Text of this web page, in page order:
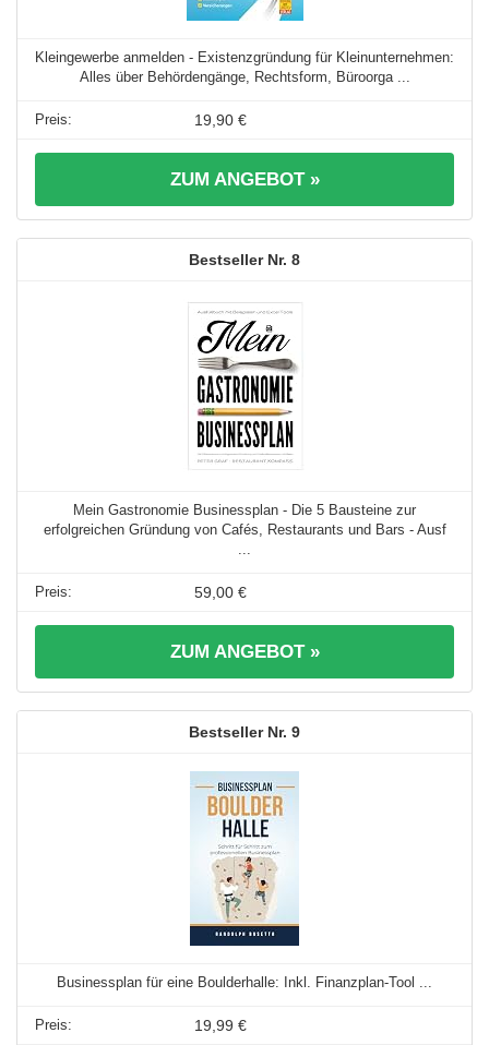
Kleingewerbe anmelden - Existenzgründung für Kleinunternehmen:
Alles über Behördengänge, Rechtsform, Büroorga ...
19,90 €
ZUM ANGEBOT »
8
Mein Gastronomie Businessplan - Die 5 Bausteine zur
erfolgreichen Gründung von Cafés, Restaurants und Bars - Ausf
...
59,00 €
ZUM ANGEBOT »
9
Businessplan für eine Boulderhalle: Inkl. Finanzplan-Tool ...
19,99 €